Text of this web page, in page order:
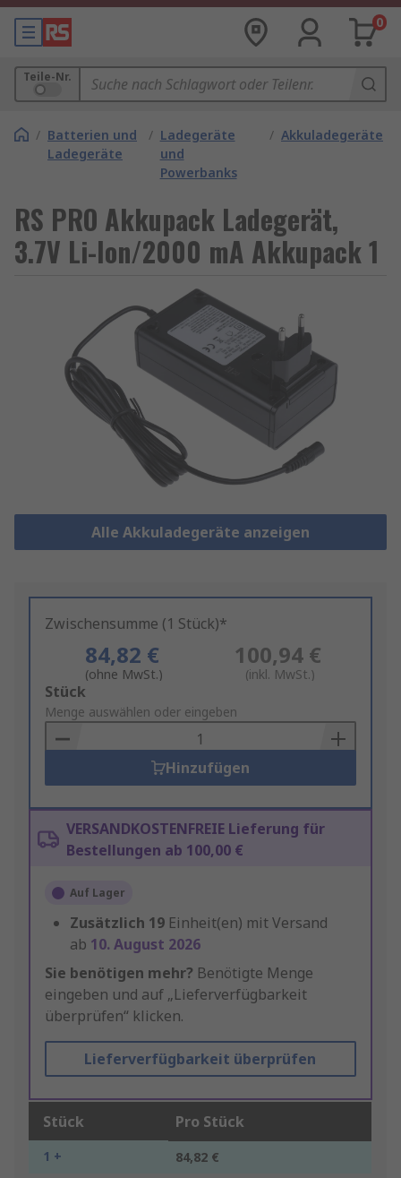
0
Teile-Nr.
/ Batterien und
Ladegeräte
/ Ladegeräte
und
Powerbanks
/ Akkuladegeräte
RS PRO Akkupack Ladegerät,
3.7V Li-Ion/2000 mA Akkupack 1
Alle Akkuladegeräte anzeigen
Zwischensumme (1 Stück)*
84,82 €
(ohne MwSt.)
100,94 €
(inkl. MwSt.)
Add
to
Basket
Stück
Menge auswählen oder eingeben
Hinzufügen
VERSANDKOSTENFREIE Lieferung für
Bestellungen ab 100,00 €
Auf Lager
Zusätzlich 19 Einheit(en) mit Versand
ab 10. August 2026
Sie benötigen mehr? Benötigte Menge
eingeben und auf „Lieferverfügbarkeit
überprüfen“ klicken.
Lieferverfügbarkeit überprüfen
Stück Pro Stück
1 + 84,82 €